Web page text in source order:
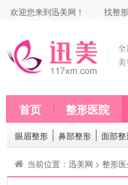
欢迎您来到迅美网！ 找整
首页 整形医院
眼眉整形 鼻部整形 面部整
当前位置： 迅美网 > 整形医